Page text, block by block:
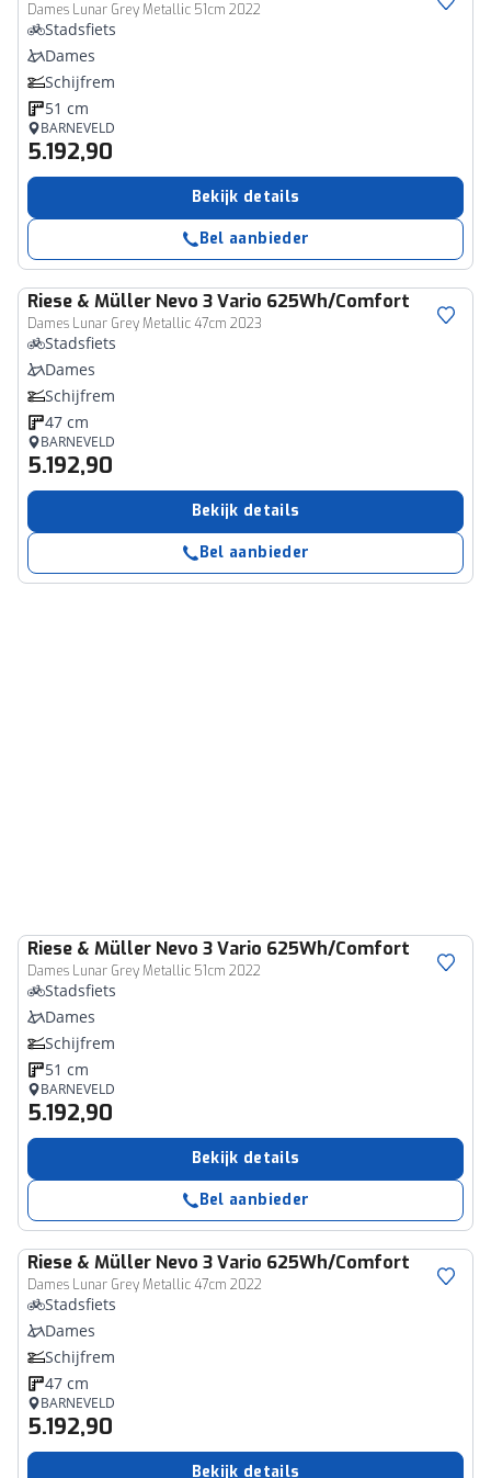
Dames Lunar Grey Metallic 51cm 2022
Stadsfiets
Dames
Schijfrem
51 cm
BARNEVELD
5.192,90
Bekijk details
Bel aanbieder
Riese & Müller Nevo 3 Vario 625Wh/Comfort
Dames Lunar Grey Metallic 47cm 2023
Stadsfiets
Dames
Schijfrem
47 cm
BARNEVELD
5.192,90
Bekijk details
Bel aanbieder
Riese & Müller Nevo 3 Vario 625Wh/Comfort
Dames Lunar Grey Metallic 51cm 2022
Stadsfiets
Dames
Schijfrem
51 cm
BARNEVELD
5.192,90
Bekijk details
Bel aanbieder
Riese & Müller Nevo 3 Vario 625Wh/Comfort
Dames Lunar Grey Metallic 47cm 2022
Stadsfiets
Dames
Schijfrem
47 cm
BARNEVELD
5.192,90
Bekijk details